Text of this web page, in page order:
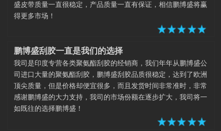
盛皮带质量一直很稳定，产品质量一直有保证，相信鹏博盛将赢
得更多市场！
鹏博盛刮胶一直是我们的选择
我司是印度专营各类聚氨酯刮胶的经销商，我们年年从鹏博盛公
司进口大量的聚氨酯刮胶，鹏博盛刮胶品质很稳定，达到了欧洲
顶尖质量，但是价格却便宜很多，而且发货时间非常准时，非常
感谢鹏博盛的大力支持，我司的市场份额在逐步扩大，我司将一
如既往的选择鹏博盛！